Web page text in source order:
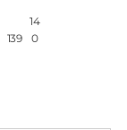
139
14
0